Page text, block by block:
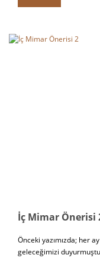
İç Mimar Önerisi
Önceki yazımızda; her
geleceğimizi